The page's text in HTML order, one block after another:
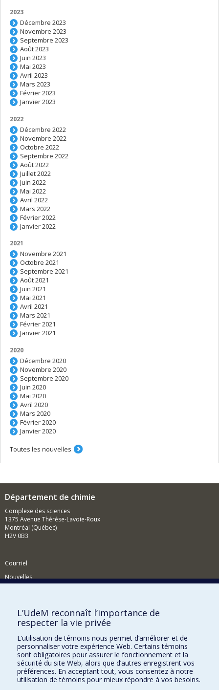
2023
Décembre 2023
Novembre 2023
Septembre 2023
Août 2023
Juin 2023
Mai 2023
Avril 2023
Mars 2023
Février 2023
Janvier 2023
2022
Décembre 2022
Novembre 2022
Octobre 2022
Septembre 2022
Août 2022
Juillet 2022
Juin 2022
Mai 2022
Avril 2022
Mars 2022
Février 2022
Janvier 2022
2021
Novembre 2021
Octobre 2021
Septembre 2021
Août 2021
Juin 2021
Mai 2021
Avril 2021
Mars 2021
Février 2021
Janvier 2021
2020
Décembre 2020
Novembre 2020
Septembre 2020
Juin 2020
Mai 2020
Avril 2020
Mars 2020
Février 2020
Janvier 2020
Toutes les nouvelles
Département de chimie
Complexe des sciences
1375 Avenue Thérèse-Lavoie-Roux
Montréal (Québec)
H2V 0B3
Courriel
Nouvelles
Comment soutenir le Département?
BESOIN D'AIDE?
Plan du site
Signaler une erreur
Accessibilité
FACULTÉ DES ARTS ET DES SCIENCES
L’UdeM reconnaît l’importance de
respecter la vie privée
L’utilisation de témoins nous permet d’améliorer et de
personnaliser votre expérience Web. Certains témoins
sont obligatoires pour assurer le fonctionnement et la
sécurité du site Web, alors que d’autres enregistrent vos
préférences. En acceptant tout, vous consentez à notre
utilisation de témoins pour mieux répondre à vos besoins.